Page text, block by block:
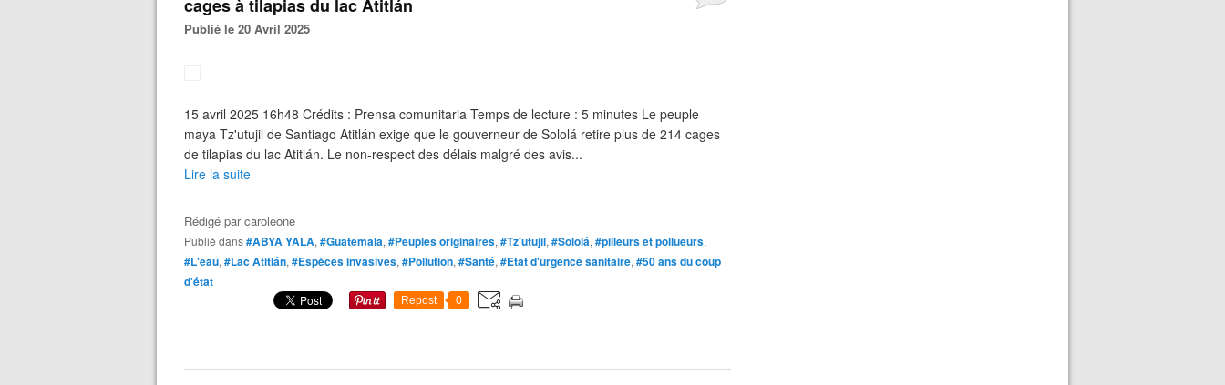
cages à tilapias du lac Atitlán
Publié le 20 Avril 2025
15 avril 2025 16h48 Crédits : Prensa comunitaria Temps de lecture : 5 minutes Le peuple
maya Tz'utujil de Santiago Atitlán exige que le gouverneur de Sololá retire plus de 214 cages
de tilapias du lac Atitlán. Le non-respect des délais malgré des avis...
Lire la suite
Rédigé parcaroleone
Publié dans#ABYA YALA, #Guatemala, #Peuples originaires, #Tz'utujil, #Sololá, #pilleurs et pollueurs,
#L'eau, #Lac Atitlán, #Espèces invasives, #Pollution, #Santé, #Etat d'urgence sanitaire, #50 ans du coup
d'état
Repost 0